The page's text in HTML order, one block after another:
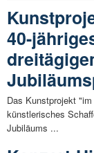
40-
Das Kunstprojekt
künstlerisches
Jubiläums ...